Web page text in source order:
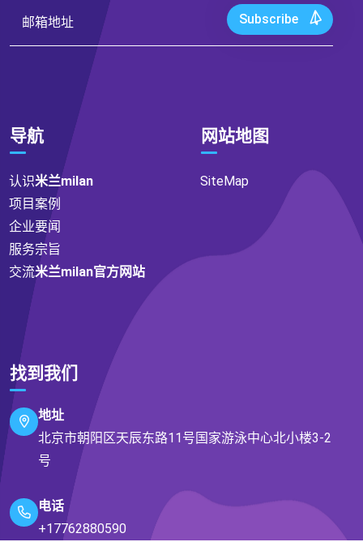
Subscribe
导航
认识米兰milan
项目案例
企业要闻
服务宗旨
交流米兰milan官方网站
网站地图
SiteMap
找到我们
地址
北京市朝阳区天辰东路11号国家游泳中心北小楼3-2
号
电话
+17762880590